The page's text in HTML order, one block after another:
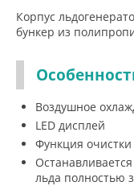
Корпус
бункер из
Воздушное
LED дисплей
Функция очистки
льда полностью